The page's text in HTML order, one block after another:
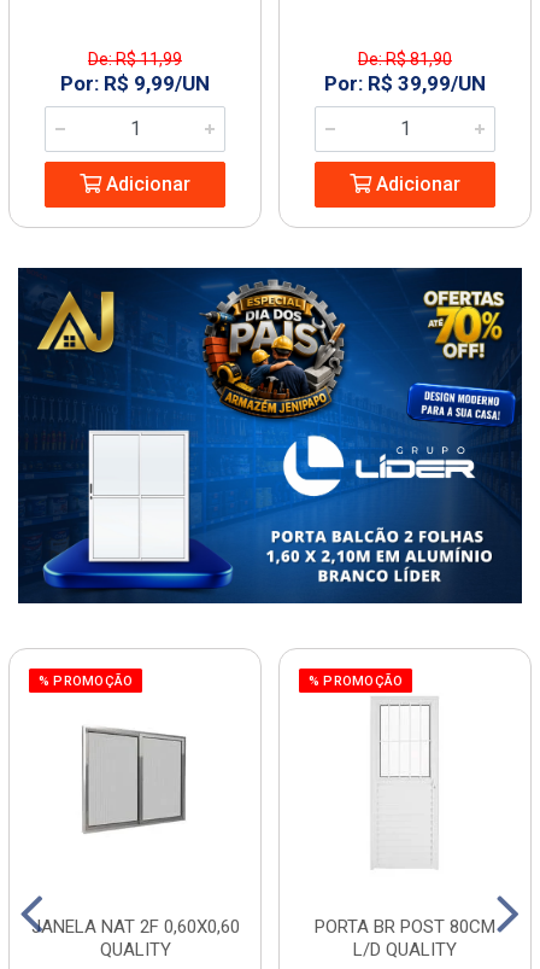
De: R$ 11,99
Por: R$ 9,99/UN
Adicionar
De: R$ 81,90
Por: R$ 39,99/UN
Adicionar
% PROMOÇÃO
JANELA NAT 2F 0,60X0,60
QUALITY
% PROMOÇÃO
PORTA BR POST 80CM
L/D QUALITY